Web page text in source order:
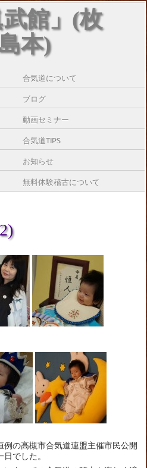
館」(枚
本)
合気道について
ブログ
動画セミナー
合気道TIPS
お知らせ
無料体験稽古について
の高槻市合気道連盟主催市民公開
でした。